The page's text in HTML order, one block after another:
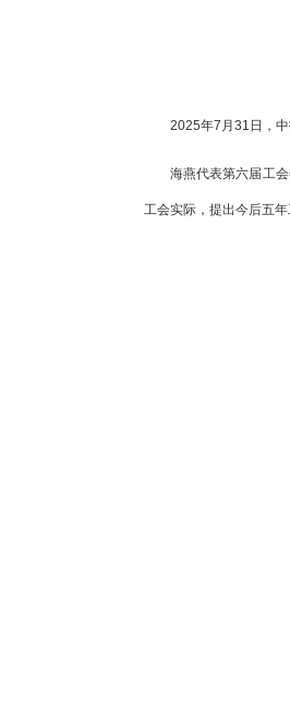
2025年7月31日，
海燕代表第六届工
工会实际，提出今后五年